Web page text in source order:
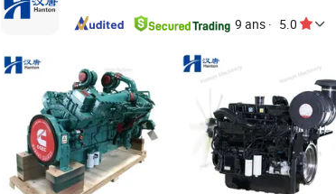
9 ans · 5.0